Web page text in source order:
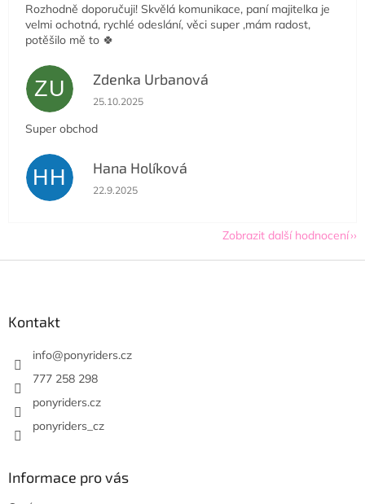
Rozhodně doporučuji! Skvělá komunikace, paní majitelka je
velmi ochotná, rychlé odeslání, věci super ,mám radost,
potěšilo mě to 🍀
ZU Zdenka Urbanová
Hodnocení obchodu je 5 z 5 hvězdiček.
25.10.2025
Super obchod
HH Hana Holíková
Hodnocení obchodu je 5 z 5 hvězdiček.
22.9.2025
Zobrazit další hodnocení
Kontakt
info@ponyriders.cz
777 258 298
ponyriders.cz
ponyriders_cz
Informace pro vás